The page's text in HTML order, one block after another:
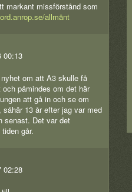
markant missförstånd som
allmänt
00:13
om att A3 skulle få
påmindes om det här
att gå in och se om
13 år efter jag var med
senast. Det var det
går.
02:28